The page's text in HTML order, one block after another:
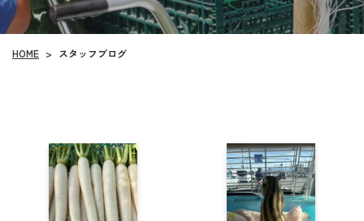
HOME > スタッフブログ